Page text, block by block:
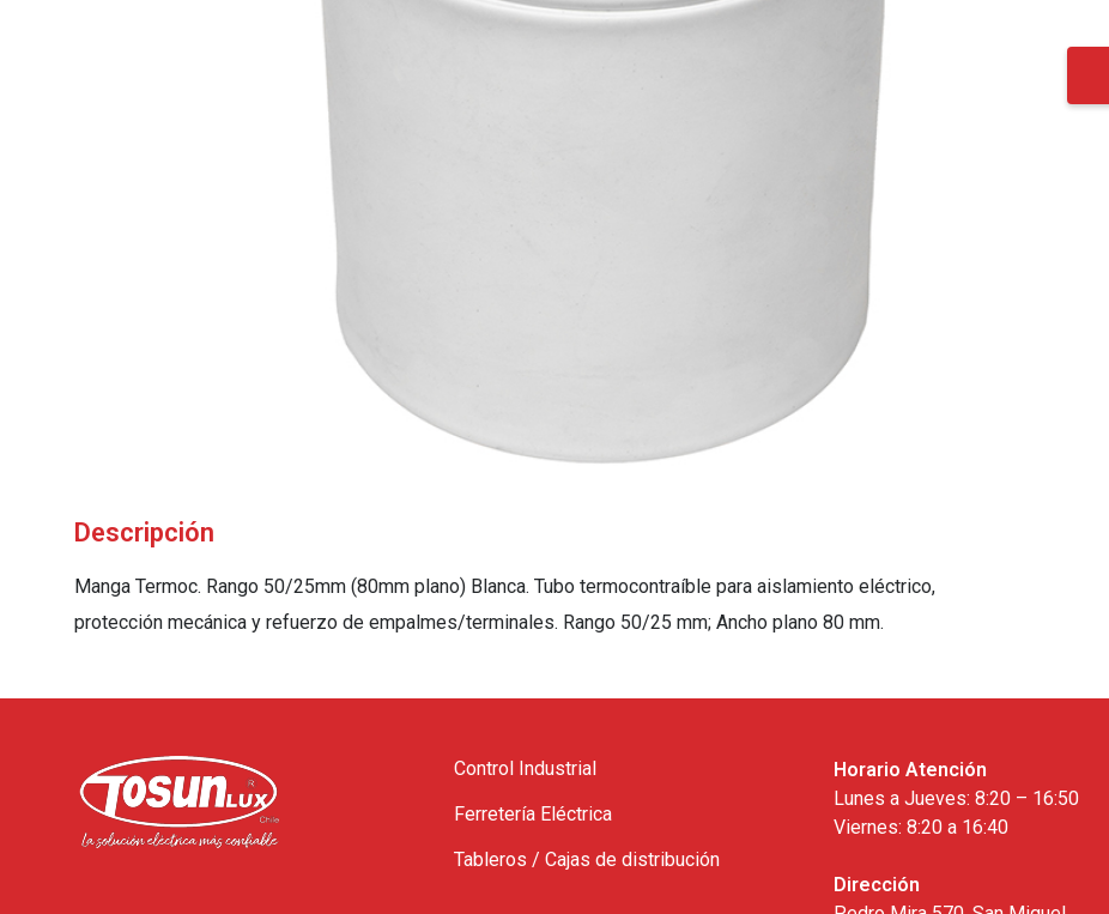
Descripción
Manga Termoc. Rango 50/25mm (80mm plano) Blanca. Tubo termocontraíble para aislamiento eléctrico,
protección mecánica y refuerzo de empalmes/terminales. Rango 50/25 mm; Ancho plano 80 mm.
Control Industrial
Ferretería Eléctrica
Tableros / Cajas de distribución
Horario Atención
Lunes a Jueves: 8:20 – 16:50
Viernes: 8:20 a 16:40
Dirección